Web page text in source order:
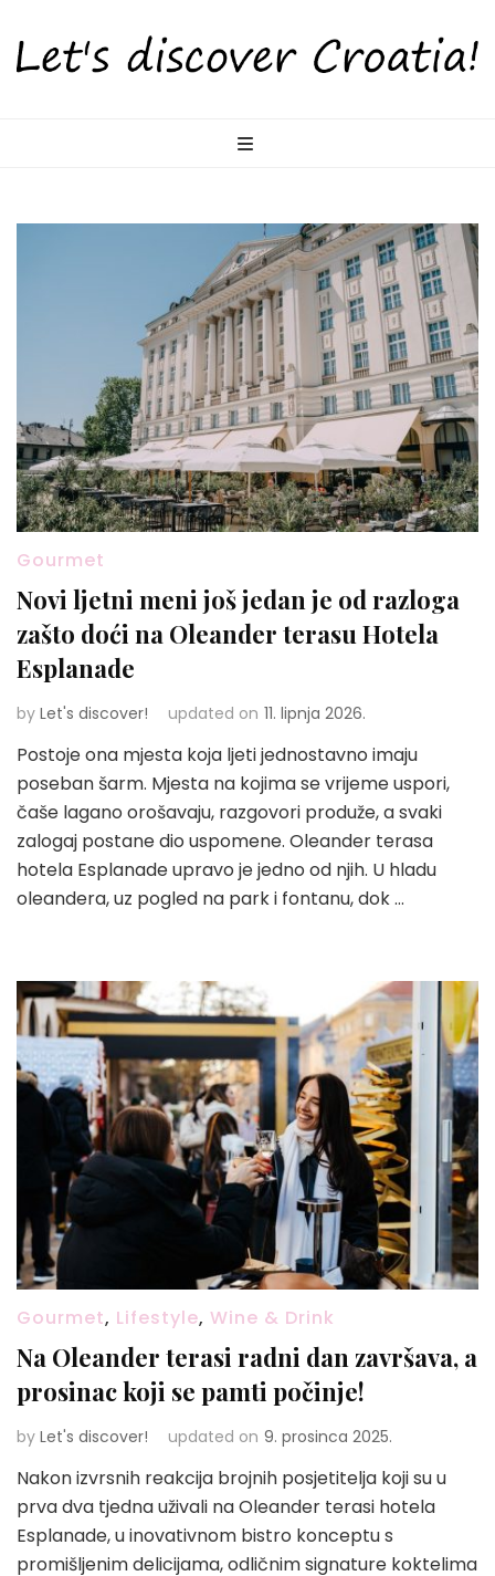
Gourmet
Novi ljetni meni još jedan je od razloga
zašto doći na Oleander terasu Hotela
Esplanade
by Let's discover! updated on 11. lipnja 2026.
Postoje ona mjesta koja ljeti jednostavno imaju
poseban šarm. Mjesta na kojima se vrijeme uspori,
čaše lagano orošavaju, razgovori produže, a svaki
zalogaj postane dio uspomene. Oleander terasa
hotela Esplanade upravo je jedno od njih. U hladu
oleandera, uz pogled na park i fontanu, dok …
Gourmet, Lifestyle, Wine & Drink
Na Oleander terasi radni dan završava, a
prosinac koji se pamti počinje!
by Let's discover! updated on 9. prosinca 2025.
Nakon izvrsnih reakcija brojnih posjetitelja koji su u
prva dva tjedna uživali na Oleander terasi hotela
Esplanade, u inovativnom bistro konceptu s
promišljenim delicijama, odličnim signature koktelima